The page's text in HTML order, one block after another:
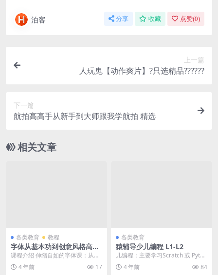
泊客 分享 收藏 点赞(0)
上一篇
人玩鬼【动作爽片】?只选精品??????
下一篇
航拍高高手从新手到大师跟我学航拍 精选
相关文章
各类教育 教程
字体从基本功到创意风格高级
视频课程
课程介绍 伸缩自如的字体课：从基
本功到创意风格，本套课程最大的
特色，就是由专家亲...
4 年前 17
各类教育
猿辅导少儿编程 L1-L2
儿编程：主要学习Scratch 或 Pytho
n 语言，以图形化编程为主，趣味
性...4 年前 84